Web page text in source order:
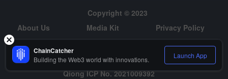
Copyright © 2023
About Us
Media Kit
Privacy Policy
Risk Warning
Hiring
Qiong ICP No. 2021009392
ChainCatcher
Building the Web3 world with innovations. Launch App